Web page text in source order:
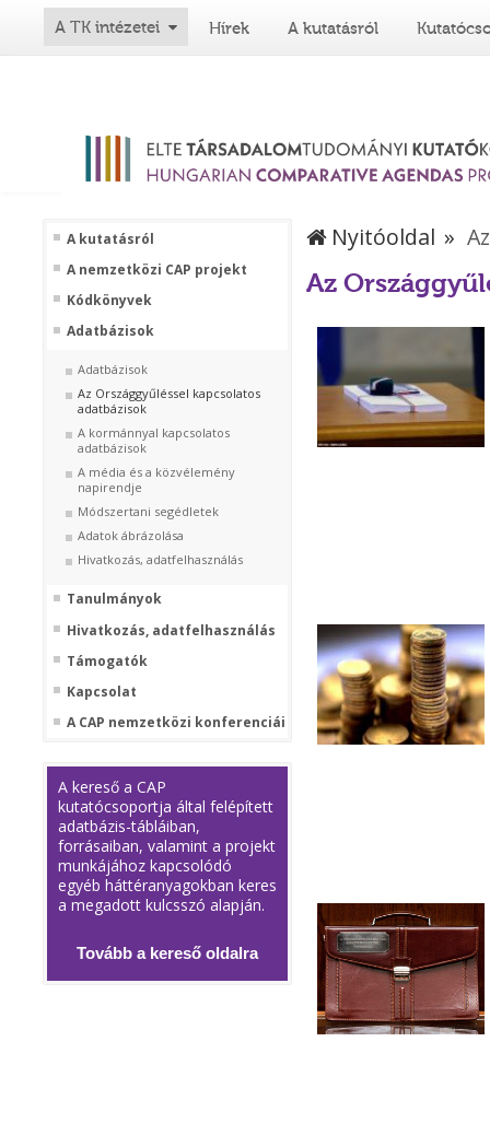
A TK intézetei Hírek A kutatásról
A kutatásról
A nemzetközi CAP projekt
Kódkönyvek
Adatbázisok
Adatbázisok
Az Országgyűléssel kapcsolatos
adatbázisok
A kormánnyal kapcsolatos
adatbázisok
A média és a közvélemény
napirendje
Módszertani segédletek
Adatok ábrázolása
Hivatkozás, adatfelhasználás
Tanulmányok
Hivatkozás, adatfelhasználás
Támogatók
Kapcsolat
A CAP nemzetközi konferenciái
A kereső a CAP
kutatócsoportja által felépített
adatbázis-tábláiban,
forrásaiban, valamint a projekt
munkájához kapcsolódó
egyéb háttéranyagokban keres
a megadott kulcsszó alapján.
Tovább a kereső oldalra
Nyitóoldal
Az